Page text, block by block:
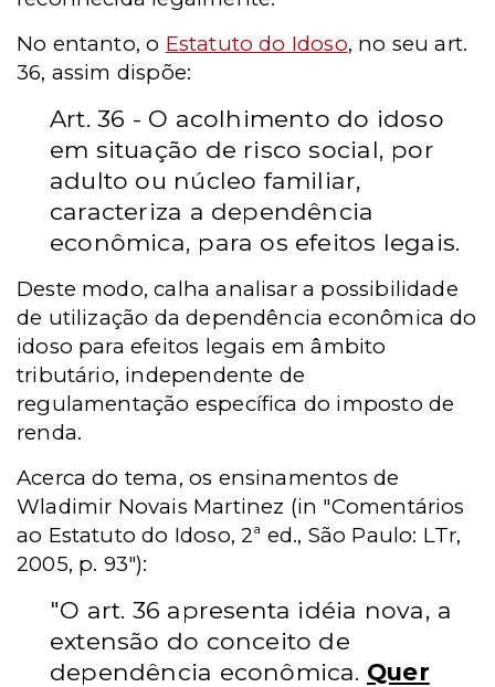
No entanto, o Estatuto do Idoso, no seu art.
36, assim dispõe:
Art. 36 - O acolhimento do idoso
em situação de risco social, por
adulto ou núcleo familiar,
caracteriza a dependência
econômica, para os efeitos legais.
Deste modo, calha analisar a possibilidade
de utilização da dependência econômica do
idoso para efeitos legais em âmbito
tributário, independente de
regulamentação específica do imposto de
renda.
Acerca do tema, os ensinamentos de
Wladimir Novais Martinez (in "Comentários
ao Estatuto do Idoso, 2ª ed., São Paulo: LTr,
2005, p. 93"):
"O art. 36 apresenta idéia nova, a
extensão do conceito de
dependência econômica. Quer